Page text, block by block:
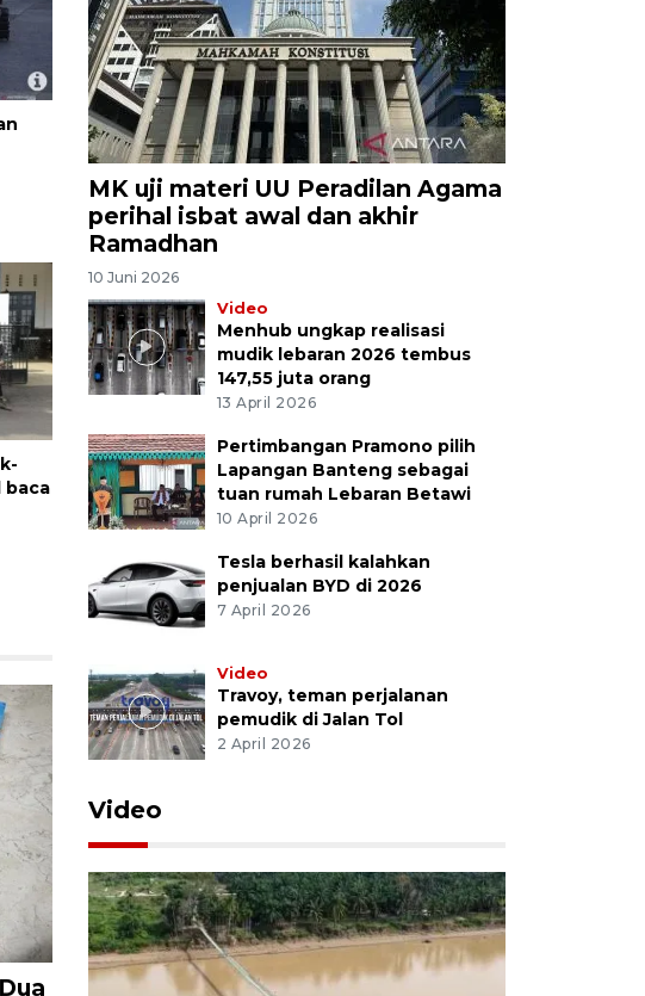
baca
MK uji materi UU Peradilan Agama
perihal isbat awal dan akhir
Ramadhan
10 Juni 2026
Video
Menhub ungkap realisasi
mudik lebaran 2026 tembus
147,55 juta orang
13 April 2026
Pertimbangan Pramono pilih
Lapangan Banteng sebagai
tuan rumah Lebaran Betawi
10 April 2026
Tesla berhasil kalahkan
penjualan BYD di 2026
7 April 2026
Video
Travoy, teman perjalanan
pemudik di Jalan Tol
2 April 2026
Video